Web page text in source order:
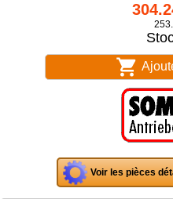
Voir les pièces